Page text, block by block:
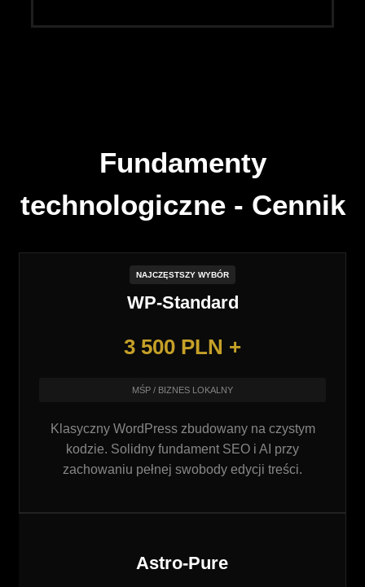
Fundamenty
technologiczne - Cennik
NAJCZĘSTSZY WYBÓR
WP-Standard
3 500 PLN +
MŚP / BIZNES LOKALNY
Klasyczny WordPress zbudowany na czystym
kodzie. Solidny fundament SEO i AI przy
zachowaniu pełnej swobody edycji treści.
Astro-Pure